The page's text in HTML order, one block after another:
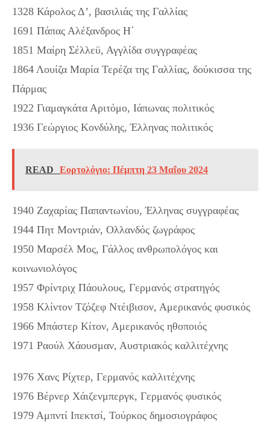
1328 Κάρολος Δ’, βασιλιάς της Γαλλίας
1691 Πάπας Αλέξανδρος Η΄
1851 Μαίρη Σέλλεϋ, Αγγλίδα συγγραφέας
1864 Λουίζα Μαρία Τερέζα της Γαλλίας, δούκισσα της
Πάρμας
1922 Γιαμαγκάτα Αριτόμο, Ιάπωνας πολιτικός
1936 Γεώργιος Κονδύλης, Έλληνας πολιτικός
READ Εορτολόγιο: Πέμπτη 23 Μαΐου 2024
1940 Ζαχαρίας Παπαντωνίου, Έλληνας συγγραφέας
1944 Πητ Μοντριάν, Ολλανδός ζωγράφος
1950 Μαρσέλ Μος, Γάλλος ανθρωπολόγος και
κοινωνιολόγος
1957 Φρίντριχ Πάουλους, Γερμανός στρατηγός
1958 Κλίντον Τζόζεφ Ντέιβισον, Αμερικανός φυσικός
1966 Μπάστερ Κίτον, Αμερικανός ηθοποιός
1971 Ραούλ Χάουσμαν, Αυστριακός καλλιτέχνης
1976 Χανς Ρίχτερ, Γερμανός καλλιτέχνης
1976 Βέρνερ Χάιζενμπεργκ, Γερμανός φυσικός
1979 Αμπντί Ιπεκτσί, Τούρκος δημοσιογράφος